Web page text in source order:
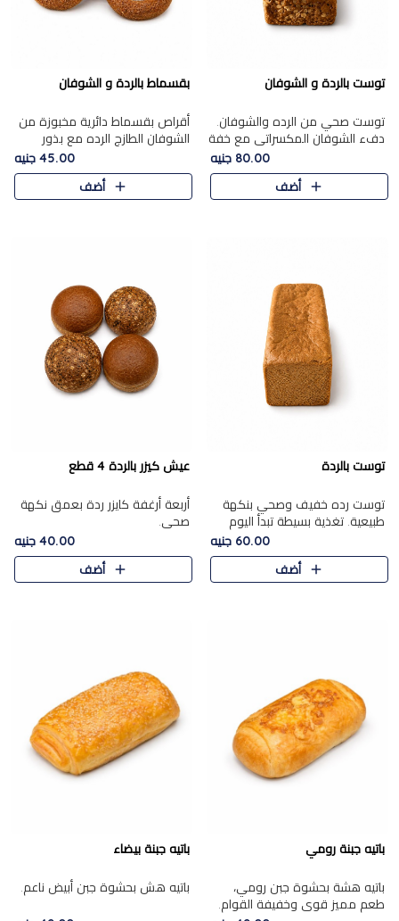
توست بالردة و الشوفان
توست صحي من الرده والشوفان.
دفء الشوفان المكسراتي مع خفة
80.00 جنيه
أضف
بقسماط بالردة و الشوفان
أقراص بقسماط دائرية مخبوزة من
الشوفان الطازج الرده مع بذور
مختارة. قرمشة الحبوب والبذور،
بداية صحية لكل صباح.
45.00 جنيه
أضف
توست بالردة
توست رده خفيف وصحي بنكهة
طبيعية. تغذية بسيطة تبدأ اليوم
60.00 جنيه
أضف
عيش كيزر بالردة 4 قطع
أربعة أرغفة كايزر ردة بعمق نكهة
صحي.
40.00 جنيه
أضف
باتيه جبنة رومي
باتيه هشة بحشوة جبن رومي،
طعم مميز قوي وخفيفة القوام.
باتيه جبنة بيضاء
باتيه هش بحشوة جبن أبيض ناعم.